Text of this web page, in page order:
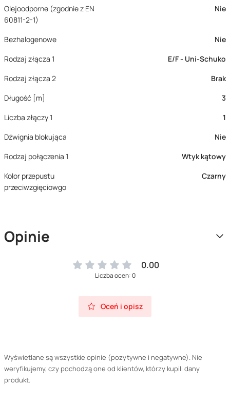
Olejoodporne (zgodnie z EN
60811-2-1)
Nie
Bezhalogenowe
Nie
Rodzaj złącza 1
E/F - Uni-Schuko
Rodzaj złącza 2
Brak
Długość [m]
3
Liczba złączy 1
1
Dźwignia blokująca
Nie
Rodzaj połączenia 1
Wtyk kątowy
Kolor przepustu
przeciwzgięciowgo
Czarny
Opinie
0.00
Liczba ocen: 0
Oceń i opisz
Wyświetlane są wszystkie opinie (pozytywne i negatywne). Nie
weryfikujemy, czy pochodzą one od klientów, którzy kupili dany
produkt.